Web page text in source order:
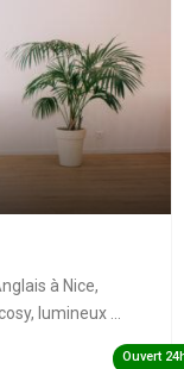
à Nice,
lumineux ...
Ouvert